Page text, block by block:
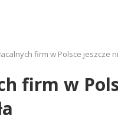
firm w Polsce jeszcze
firm w